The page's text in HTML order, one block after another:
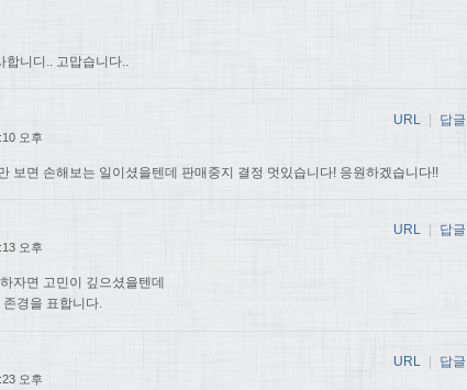
합니디.. 고맙습니다..
오후
보면 손해보는 일이셨을텐데 판매중지 결정 멋있습니다! 응원하겠습니다!!
URL | 답글
오후
자면 고민이 깊으셨을텐데
경을 표합니다.
URL 답글
오후
URL 답글